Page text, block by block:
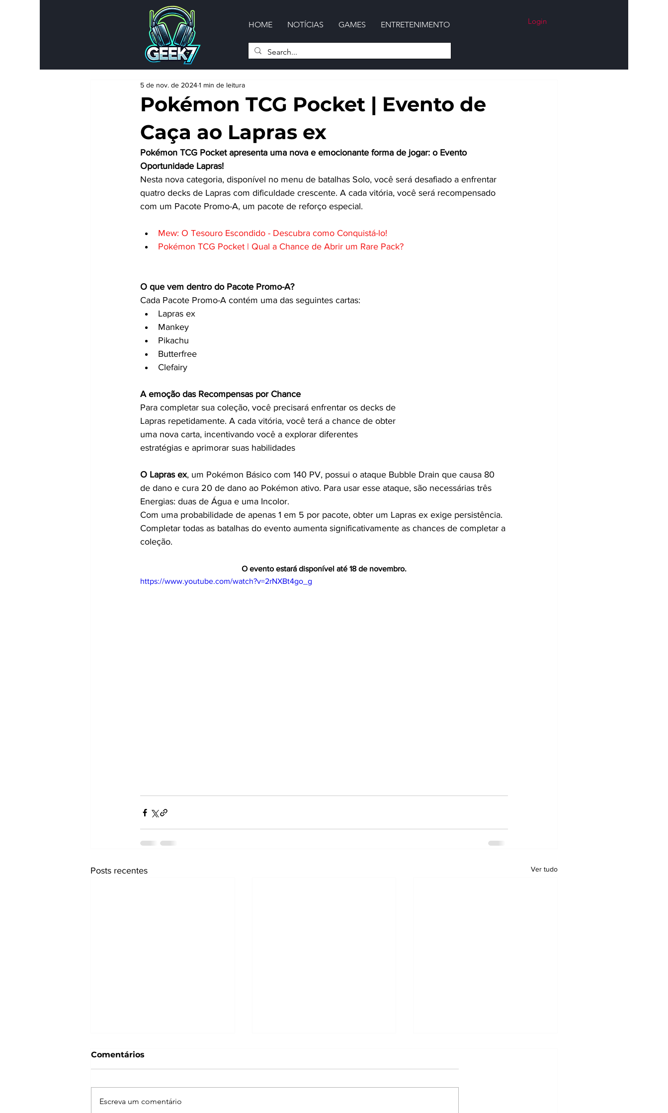
HOME NOTÍCIAS GAMES ENTRETENIMENTO Login
Pokémon TCG Pocket | Evento de
Caça ao Lapras ex
5 de nov. de 20241 min de leitura
Pokémon TCG Pocket apresenta uma nova e emocionante forma de jogar: o Evento
Oportunidade Lapras!
Nesta nova categoria, disponível no menu de batalhas Solo, você será desafiado a enfrentar
quatro decks de Lapras com dificuldade crescente. A cada vitória, você será recompensado
com um Pacote Promo-A, um pacote de reforço especial.
Mew: O Tesouro Escondido - Descubra como Conquistá-lo!
Pokémon TCG Pocket | Qual a Chance de Abrir um Rare Pack?
O que vem dentro do Pacote Promo-A?
Cada Pacote Promo-A contém uma das seguintes cartas:
Lapras ex
Mankey
Pikachu
Butterfree
Clefairy
A emoção das Recompensas por Chance
Para completar sua coleção, você precisará enfrentar os decks de
Lapras repetidamente. A cada vitória, você terá a chance de obter
uma nova carta, incentivando você a explorar diferentes
estratégias e aprimorar suas habilidades
O Lapras ex, um Pokémon Básico com 140 PV, possui o ataque Bubble Drain que causa 80
de dano e cura 20 de dano ao Pokémon ativo. Para usar esse ataque, são necessárias três
Energias: duas de Água e uma Incolor.
Com uma probabilidade de apenas 1 em 5 por pacote, obter um Lapras ex exige persistência.
Completar todas as batalhas do evento aumenta significativamente as chances de completar a
coleção.
O evento estará disponível até 18 de novembro.
https://www.youtube.com/watch?v=2rNXBt4go_g
Posts recentes Ver tudo
Comentários
Escreva um comentário